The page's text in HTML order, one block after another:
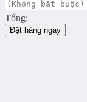
Tổng:
Đặt hàng ngay